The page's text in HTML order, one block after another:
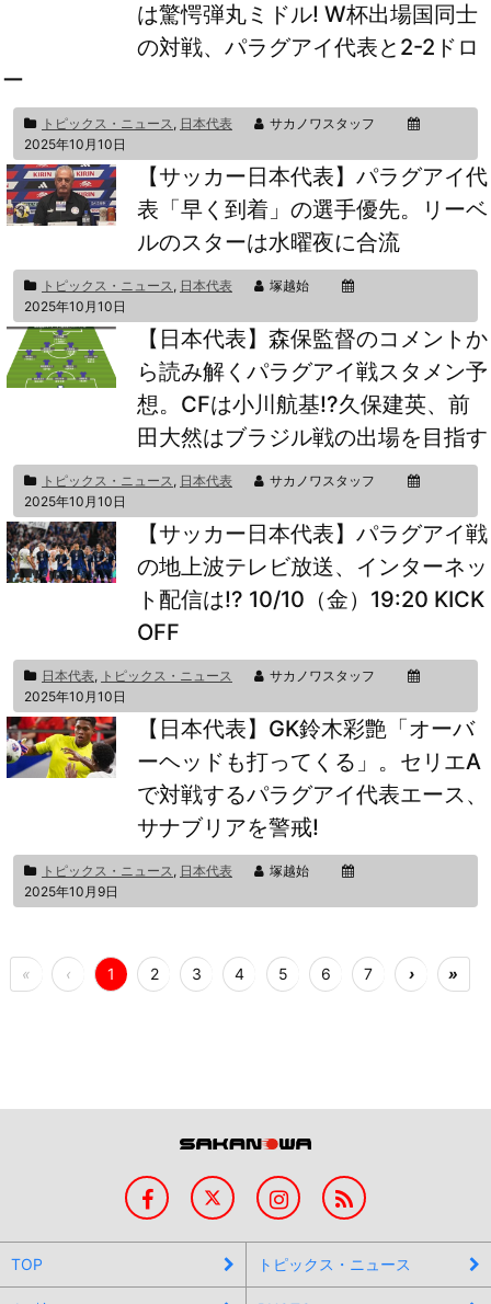
は驚愕弾丸ミドル! W杯出場国同士
の対戦、パラグアイ代表と2-2ドロ
ー
トピックス・ニュース, 日本代表
サカノワスタッフ
2025年10月10日
【サッカー日本代表】パラグアイ代
表「早く到着」の選手優先。リーベ
ルのスターは水曜夜に合流
トピックス・ニュース, 日本代表
塚越始
2025年10月10日
【日本代表】森保監督のコメントか
ら読み解くパラグアイ戦スタメン予
想。CFは小川航基!?久保建英、前
田大然はブラジル戦の出場を目指す
トピックス・ニュース, 日本代表
サカノワスタッフ
2025年10月10日
【サッカー日本代表】パラグアイ戦
の地上波テレビ放送、インターネッ
ト配信は!? 10/10（金）19:20 KICK
OFF
日本代表, トピックス・ニュース
サカノワスタッフ
2025年10月10日
【日本代表】GK鈴木彩艶「オーバ
ーヘッドも打ってくる」。セリエA
で対戦するパラグアイ代表エース、
サナブリアを警戒!
トピックス・ニュース, 日本代表
塚越始
2025年10月9日
« ‹ 1 2 3 4 5 6 7 › »
TOP トピックス・ニュース